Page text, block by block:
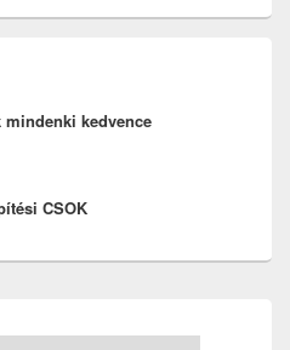
mindenki kedvence
CSOK